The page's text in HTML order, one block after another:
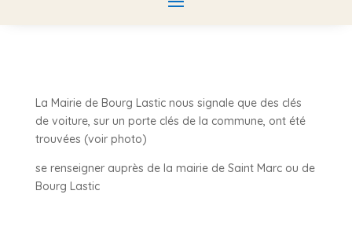
La Mairie de Bourg Lastic nous signale que des clés
de voiture, sur un porte clés de la commune, ont été
trouvées (voir photo)
se renseigner auprès de la mairie de Saint Marc ou de
Bourg Lastic